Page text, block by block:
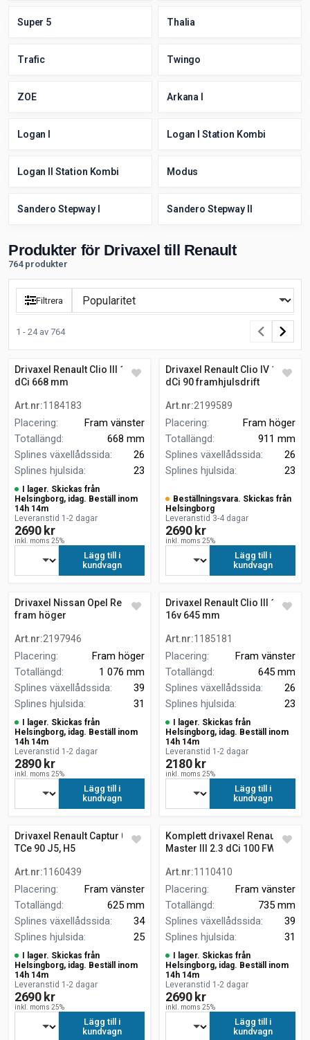
Super 5 Thalia
Trafic Twingo
ZOE Arkana I
Logan I Logan I Station Kombi
Logan II Station Kombi Modus
Sandero Stepway I Sandero Stepway II
Produkter för Drivaxel till Renault
764 produkter
Filtrera
1 - 24 av 764
Drivaxel Renault Clio III 1.5
dCi 668 mm
Art.nr:1184183
Placering:
Fram vänster
Totallängd:
668 mm
Splines växellådssida:
26
Splines hjulsida: 23
I lager. Skickas från
Helsingborg, idag. Beställ inom
14h 14m
Leveranstid 1-2 dagar
2690 kr
inkl. moms 25%
Lägg till i
kundvagn
Drivaxel Renault Clio IV 1.5
dCi 90 framhjulsdrift
Art.nr:2199589
Placering:
Fram höger
Totallängd:
911 mm
Splines växellådssida:
26
Splines hjulsida: 23
Beställningsvara. Skickas från
Helsingborg
Leveranstid 3-4 dagar
2690 kr
inkl. moms 25%
Lägg till i
kundvagn
Drivaxel Nissan Opel Renault
fram höger
Art.nr:2197946
Placering:
Fram höger
Totallängd:
1 076 mm
Splines växellådssida:
39
Splines hjulsida: 31
I lager. Skickas från
Helsingborg, idag. Beställ inom
14h 14m
Leveranstid 1-2 dagar
2890 kr
inkl. moms 25%
Lägg till i
kundvagn
Drivaxel Renault Clio III 1.2
16v 645 mm
Art.nr:1185181
Placering:
Fram vänster
Totallängd:
645 mm
Splines växellådssida:
26
Splines hjulsida: 23
I lager. Skickas från
Helsingborg, idag. Beställ inom
14h 14m
Leveranstid 1-2 dagar
2180 kr
inkl. moms 25%
Lägg till i
kundvagn
Drivaxel Renault Captur 0.9
TCe 90 J5, H5
Art.nr:1160439
Placering:
Fram vänster
Totallängd:
625 mm
Splines växellådssida:
34
Splines hjulsida: 25
I lager. Skickas från
Helsingborg, idag. Beställ inom
14h 14m
Leveranstid 1-2 dagar
2690 kr
inkl. moms 25%
Lägg till i
kundvagn
Komplett drivaxel Renault
Master III 2.3 dCi 100 FWD
Art.nr:1110410
Placering:
Fram vänster
Totallängd:
735 mm
Splines växellådssida:
39
Splines hjulsida: 31
I lager. Skickas från
Helsingborg, idag. Beställ inom
14h 14m
Leveranstid 1-2 dagar
2690 kr
inkl. moms 25%
Lägg till i
kundvagn